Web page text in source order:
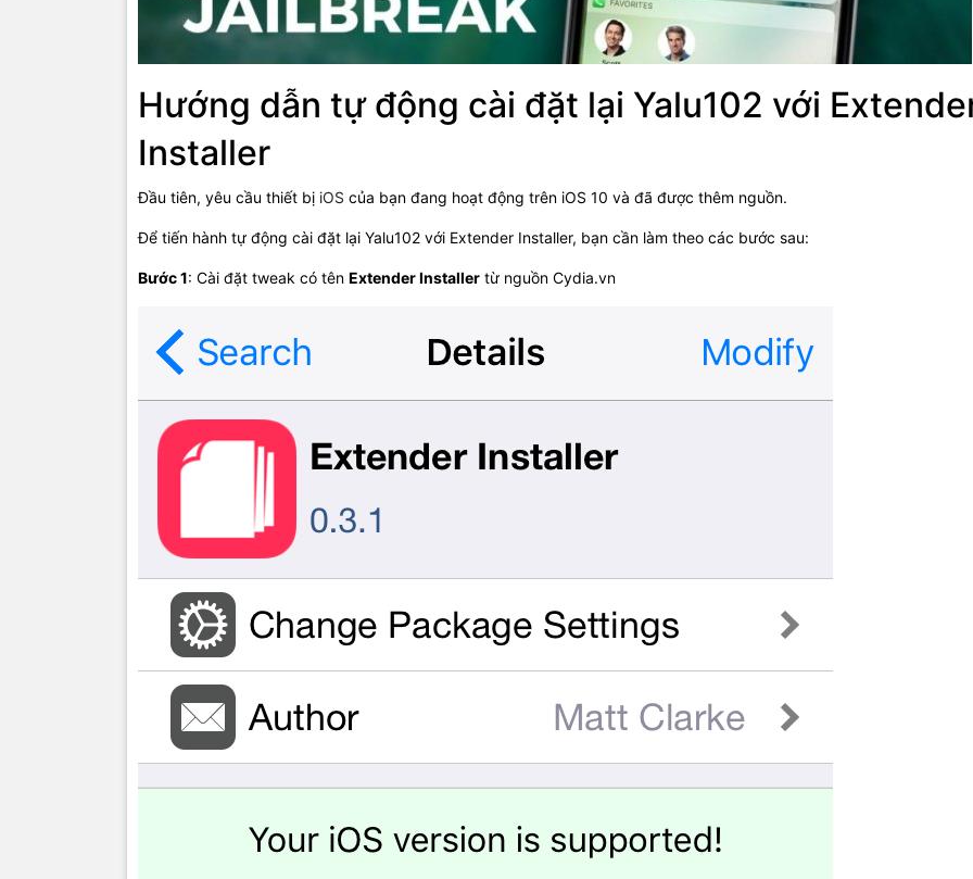
Hướng dẫn tự động cài đặt lại Yalu102 với
Installer
Đầu tiên, yêu cầu thiết bị iOS của bạn đang hoạt động trên iOS 10 và đã được thêm nguồn.
Để tiến hành tự động cài đặt lại Yalu102 với Extender Installer, bạn cần làm theo các bước sau:
Bước 1: Cài đặt tweak có tên Extender Installer từ nguồn Cydia.vn